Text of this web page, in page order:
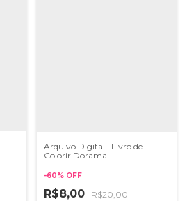
Arquivo Digital | Livro de
Colorir Dorama
-60% OFF
R$8,00 R$20,00